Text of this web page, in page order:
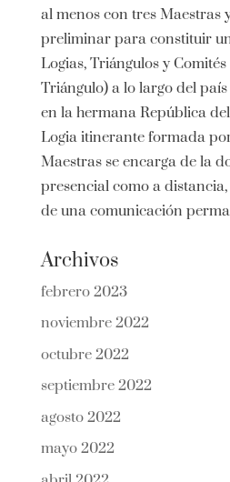
al menos con tres Maestras
preliminar para constituir
Logias, Triángulos y
Triángulo) a lo largo del
en la hermana República
Logia itinerante formada
Maestras se encarga de la
presencial como a
de una comunicación
Archivos
febrero 2023
noviembre 2022
octubre 2022
septiembre 2022
agosto 2022
mayo 2022